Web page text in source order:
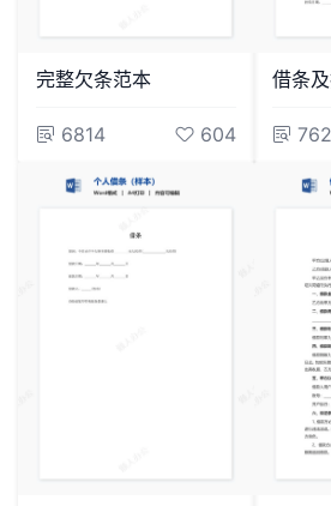
完整欠条范本
6814 604